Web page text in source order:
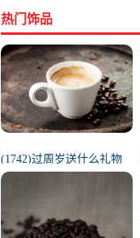
热门饰品
(1742)过周岁送什么礼物
好（1岁宝宝礼物排行榜）